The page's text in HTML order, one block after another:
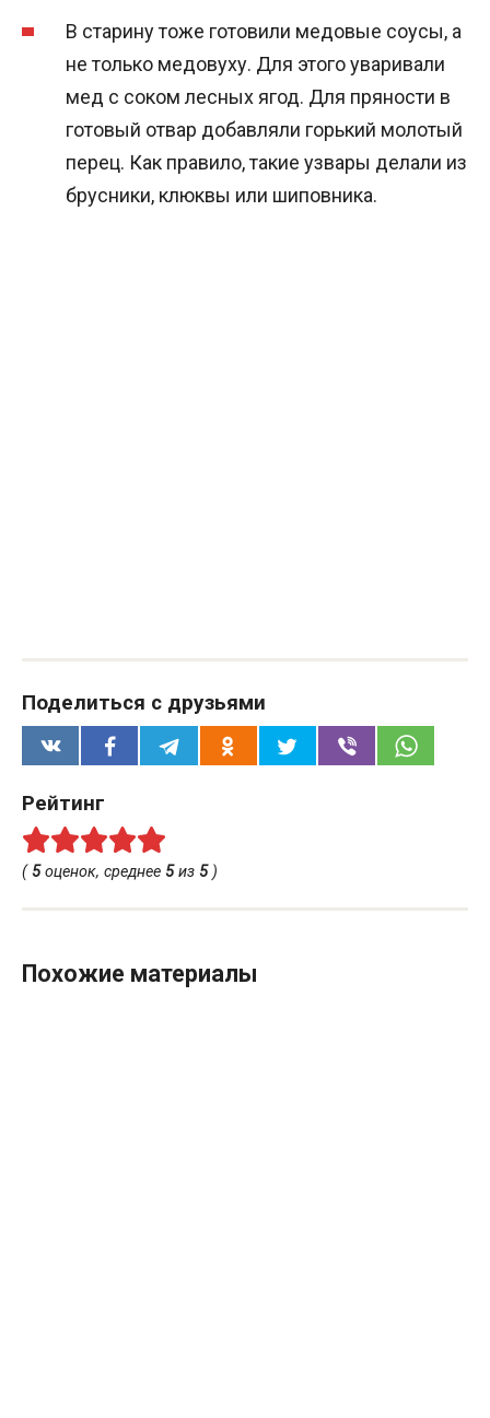
В старину тоже готовили медовые соусы, а
не только медовуху. Для этого уваривали
мед с соком лесных ягод. Для пряности в
готовый отвар добавляли горький молотый
перец. Как правило, такие узвары делали из
брусники, клюквы или шиповника.
Поделиться с друзьями
Рейтинг
( 5оценок, среднее 5из 5)
Похожие материалы